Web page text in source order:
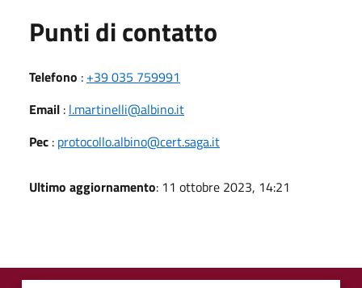
Punti di contatto
Telefono : +39 035 759991
Email : l.martinelli@albino.it
Pec : protocollo.albino@cert.saga.it
Ultimo aggiornamento: 11 ottobre 2023, 14:21